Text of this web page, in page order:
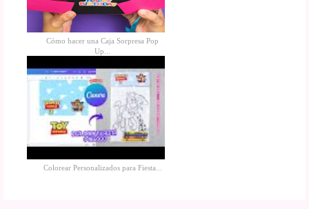
Cómo hacer una Caja Sorpresa Pop
Up...
Colorear Personalizados para Fiesta...